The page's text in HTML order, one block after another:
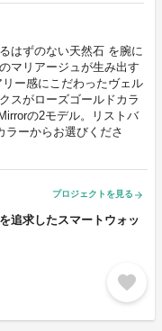
はずのない天然石 を腕に
マリアージュが生み出す
ー感にこだわったヴェル
スがローズゴールドカラ
の2モデル。リストバ
ラーからお選びくださ
プロジェクトを見る arrow_forward
追求したスマートウォッ
favorite